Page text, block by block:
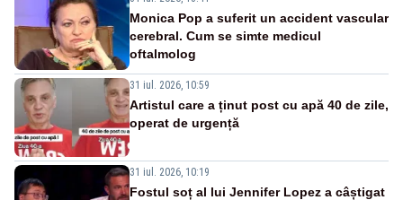
Monica Pop a suferit un accident vascular
cerebral. Cum se simte medicul
oftalmolog
31 iul. 2026, 10:59
Artistul care a ținut post cu apă 40 de zile,
operat de urgență
31 iul. 2026, 10:19
Fostul soț al lui Jennifer Lopez a câștigat